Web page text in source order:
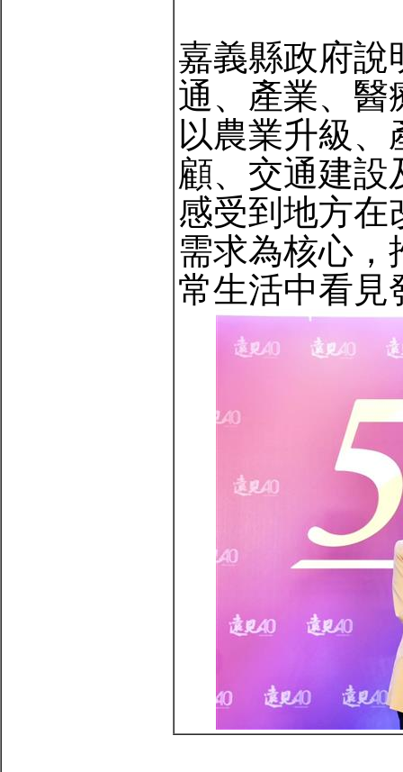
嘉義縣政府說
通、產業、醫
以農業升級、
顧、交通建設
感受到地方在
需求為核心，
常生活中看見